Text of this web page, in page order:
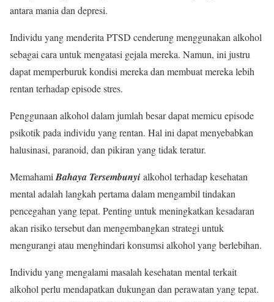
antara mania dan depresi.
Individu yang menderita PTSD cenderung menggunakan alkohol
sebagai cara untuk mengatasi gejala mereka. Namun, ini justru
dapat memperburuk kondisi mereka dan membuat mereka lebih
rentan terhadap episode stres.
Penggunaan alkohol dalam jumlah besar dapat memicu episode
psikotik pada individu yang rentan. Hal ini dapat menyebabkan
halusinasi, paranoid, dan pikiran yang tidak teratur.
Memahami Bahaya Tersembunyi alkohol terhadap kesehatan
mental adalah langkah pertama dalam mengambil tindakan
pencegahan yang tepat. Penting untuk meningkatkan kesadaran
akan risiko tersebut dan mengembangkan strategi untuk
mengurangi atau menghindari konsumsi alkohol yang berlebihan.
Individu yang mengalami masalah kesehatan mental terkait
alkohol perlu mendapatkan dukungan dan perawatan yang tepat.